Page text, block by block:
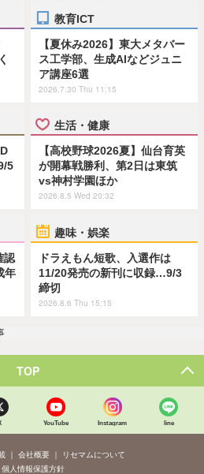
教育ICT
【夏休み2026】東大メタバー
ス工学部、生成AIなどジュニ
ア講座6選
2026.7.30 Thu 11:15
5
生活・健康
【高校野球2026夏】仙台育英
が開幕戦勝利、第2日は東筑
vs神村学園ほか
2026.8.5 Wed 20:32
認
年
趣味・娯楽
ドラえもん短歌、入選作は
11/20発売の新刊に収録…9/3
締切
2026.8.6 Thu 15:15
TOP
YouTube Instagram line
会社概要
リセマムについて
個人情報保護方針